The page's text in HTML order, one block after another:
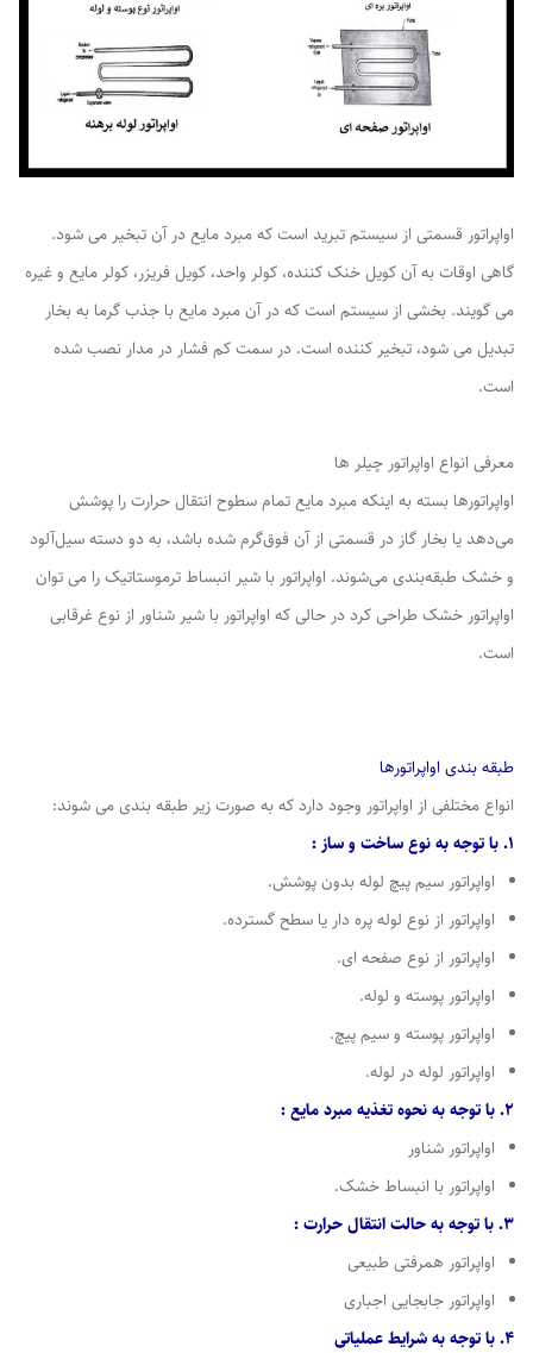
اواپراتور قسمتی از سیستم تبرید است که مبرد مایع در آن تبخیر می شود.
گاهی اوقات به آن کویل خنک کننده، کولر واحد، کویل فریزر، کولر مایع و غیره
می گویند. بخشی از سیستم است که در آن مبرد مایع با جذب گرما به بخار
تبدیل می شود، تبخیر کننده است. در سمت کم فشار در مدار نصب شده
است.
معرفی انواع اواپراتور چیلر ها
اواپراتورها بسته به اینکه مبرد مایع تمام سطوح انتقال حرارت را پوشش
می‌دهد یا بخار گاز در قسمتی از آن فوق‌گرم شده باشد، به دو دسته سیل‌آلود
و خشک طبقه‌بندی می‌شوند. اواپراتور با شیر انبساط ترموستاتیک را می توان
اواپراتور خشک طراحی کرد در حالی که اواپراتور با شیر شناور از نوع غرقابی
است.
طبقه بندی اواپراتورها
انواع مختلفی از اواپراتور وجود دارد که به صورت زیر طبقه بندی می شوند:
1. با توجه به نوع ساخت و ساز :
اواپراتور سیم پیچ لوله بدون پوشش.
اواپراتور از نوع لوله پره دار یا سطح گسترده.
اواپراتور از نوع صفحه ای.
اواپراتور پوسته و لوله.
اواپراتور پوسته و سیم پیچ.
اواپراتور لوله در لوله.
2. با توجه به نحوه تغذیه مبرد مایع :
اواپراتور شناور
اواپراتور با انبساط خشک.
3. با توجه به حالت انتقال حرارت :
اواپراتور همرفتی طبیعی
اواپراتور جابجایی اجباری
4. با توجه به شرایط عملیاتی